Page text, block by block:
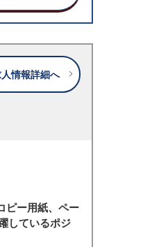
情報詳細へ
ピー用紙、ペー
しているポジ